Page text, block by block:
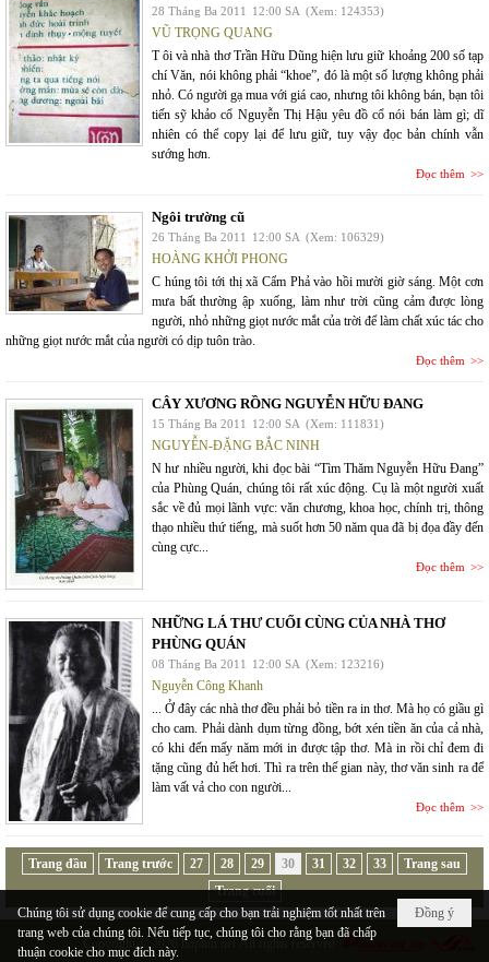
28 Tháng Ba 2011 12:00 SA (Xem: 124353)
VŨ TRỌNG QUANG
T ôi và nhà thơ Trần Hữu Dũng hiện lưu giữ khoảng 200 số tạp
chí Văn, nói không phải “khoe”, đó là một số lượng không phải
nhỏ. Có người gạ mua với giá cao, nhưng tôi không bán, bạn tôi
tiến sỹ khảo cổ Nguyễn Thị Hậu yêu đồ cổ nói bán làm gì; dĩ
nhiên có thể copy lại để lưu giữ, tuy vậy đọc bản chính vẫn
sướng hơn.
Đọc thêm
Ngôi trường cũ
26 Tháng Ba 2011 12:00 SA (Xem: 106329)
HOÀNG KHỞI PHONG
C húng tôi tới thị xã Cẩm Phả vào hồi mười giờ sáng. Một cơn
mưa bất thường ập xuống, làm như trời cũng cảm được lòng
người, nhỏ những giọt nước mắt của trời để làm chất xúc tác cho
những giọt nước mắt của người có dịp tuôn trào.
Đọc thêm
CÂY XƯƠNG RỒNG NGUYỄN HỮU ĐANG
15 Tháng Ba 2011 12:00 SA (Xem: 111831)
NGUYỄN-ĐẶNG BẮC NINH
N hư nhiều người, khi đọc bài “Tìm Thăm Nguyễn Hữu Đang”
của Phùng Quán, chúng tôi rất xúc động. Cụ là một người xuất
sắc về đủ mọi lãnh vực: văn chương, khoa học, chính trị, thông
thạo nhiều thứ tiếng, mà suốt hơn 50 năm qua đã bị đọa đầy đến
cùng cực...
Đọc thêm
NHỮNG LÁ THƯ CUỐI CÙNG CỦA NHÀ THƠ
PHÙNG QUÁN
08 Tháng Ba 2011 12:00 SA (Xem: 123216)
Nguyễn Công Khanh
... Ở đây các nhà thơ đều phải bỏ tiền ra in thơ. Mà họ có giầu gì
cho cam. Phải dành dụm từng đồng, bớt xén tiền ăn của cả nhà,
có khi đến mấy năm mới in được tập thơ. Mà in rồi chỉ đem đi
tặng cũng đủ hết hơi. Thì ra trên thế gian này, thơ văn sinh ra để
làm vất vả cho con người...
Đọc thêm
Trang đầu Trang trước 27 28 29 30 31 32 33
Trang sau
Trang cuối
Copyright © 2026 hopluu.net All rights reserved
Đồng ý
Chúng tôi sử dụng cookie để cung cấp cho bạn trải nghiệm tốt nhất trên
trang web của chúng tôi. Nếu tiếp tục, chúng tôi cho rằng bạn đã chấp
thuận cookie cho mục đích này.